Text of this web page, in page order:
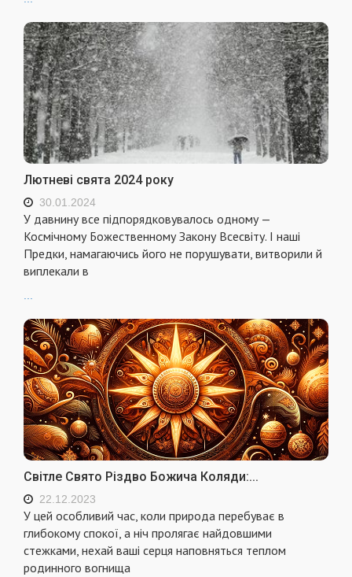
Лютневі свята 2024 року
30.01.2024
У давнину все підпорядковувалось одному —
Космічному Божественному Закону Всесвіту. І наші
Предки, намагаючись його не порушувати, витворили й
виплекали в
Світле Свято Різдво Божича Коляди:...
22.12.2023
У цей особливий час, коли природа перебуває в
глибокому спокої, а ніч пролягає найдовшими
стежками, нехай ваші серця наповняться теплом
родинного вогнища